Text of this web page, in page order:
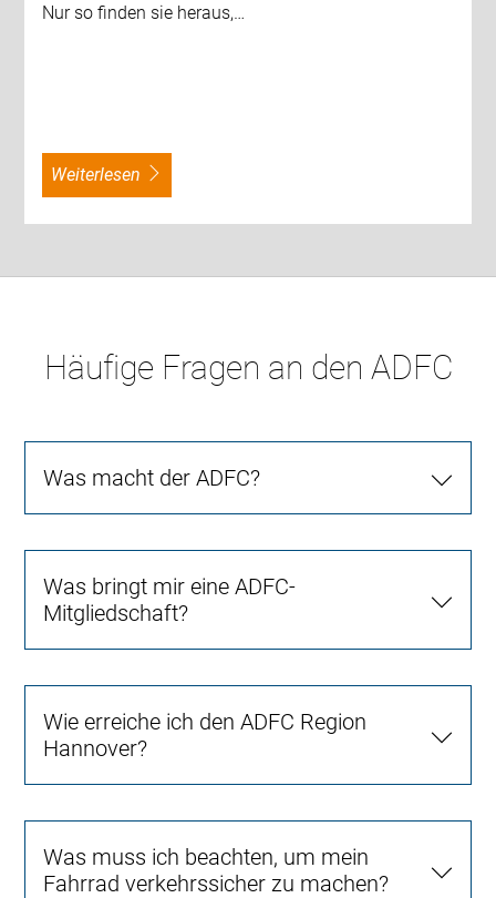
Nur so finden sie heraus,…
weiterlesen
Häufige Fragen an den ADFC
Was macht der ADFC?
Was bringt mir eine ADFC-
Mitgliedschaft?
Wie erreiche ich den ADFC Region
Hannover?
Was muss ich beachten, um mein
Fahrrad verkehrssicher zu machen?